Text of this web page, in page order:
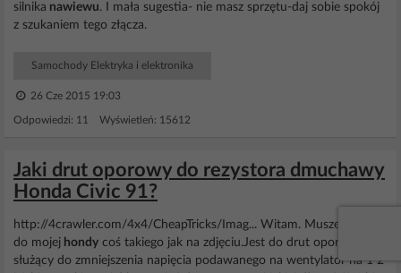
silnika nawiewu. I mała sugestia- nie masz sprzętu-daj sobie spokój
z szukaniem tego złącza.
Samochody Elektryka i elektronika
26 Cze 2015 19:03
Odpowiedzi: 11 Wyświetleń: 15612
Jaki drut oporowy do rezystora dmuchawy
Honda Civic 91?
http://4crawler.com/4x4/CheapTricks/Imag... Witam. Musze zrobić
do mojej hondy coś takiego jak na zdjęciu.Jest do drut oporowy
służący do zmniejszenia napięcia podawanego na wentylator na 1 2